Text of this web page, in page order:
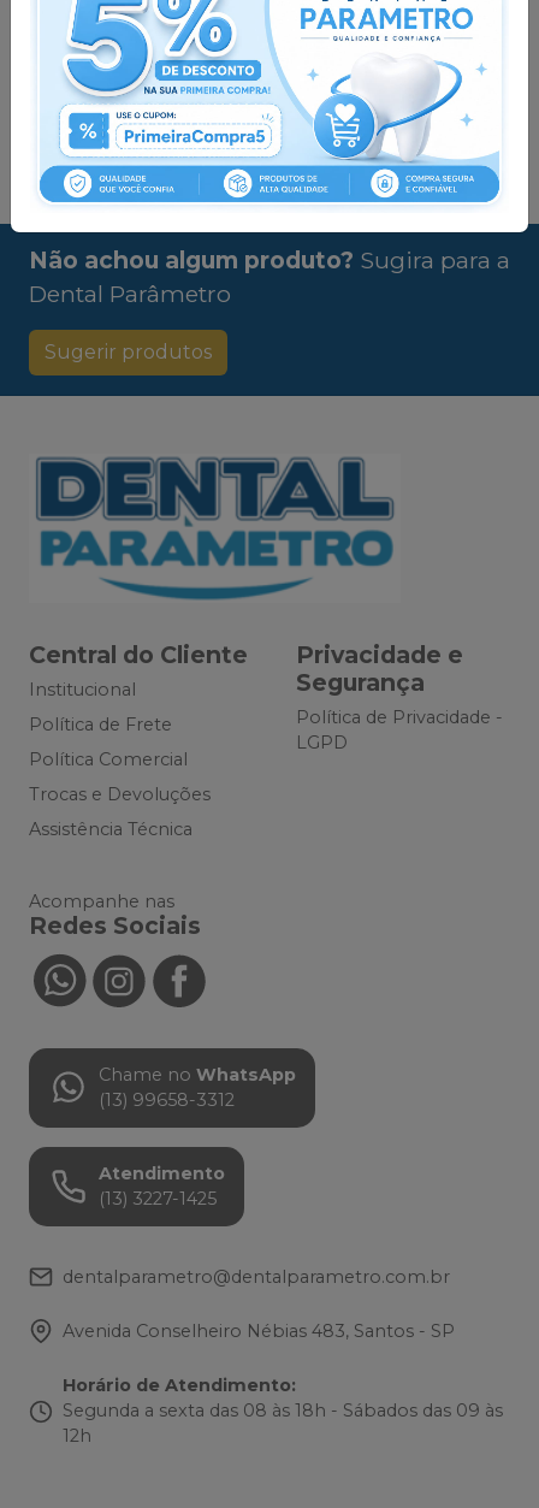
Esgotado
Pedir via
Whatsapp
Ver opções
Pedir via
Whatsapp
Não achou algum produto? Sugira para a
Dental Parâmetro
Sugerir produtos
Central do Cliente
Institucional
Política de Frete
Política Comercial
Trocas e Devoluções
Assistência Técnica
Privacidade e
Segurança
Política de Privacidade -
LGPD
Acompanhe nas
Redes Sociais
Chame no WhatsApp
(13) 99658-3312
Atendimento
(13) 3227-1425
dentalparametro@dentalparametro.com.br
Avenida Conselheiro Nébias 483, Santos - SP
Horário de Atendimento:
Segunda a sexta das 08 às 18h - Sábados das 09 às
12h